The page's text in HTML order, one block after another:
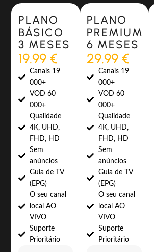
Most Popular
PLANO
BÁSICO
3 MESES
19.99 €
Canais 19
000+
VOD 60
000+
Qualidade
4K, UHD,
FHD, HD
Sem
anúncios
Guia de TV
(EPG)
O seu canal
local AO
VIVO
Suporte
Prioritário
Most Popular
PLANO
PREMIUM
6 MESES
29.99 €
Canais 19
000+
VOD 60
000+
Qualidade
4K, UHD,
FHD, HD
Sem
anúncios
Guia de TV
(EPG)
O seu canal
local AO
VIVO
Suporte
Prioritário